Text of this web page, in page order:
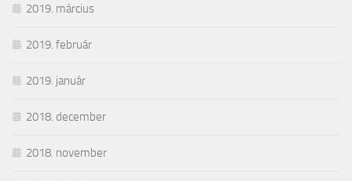
2019. március
2019. február
2019. január
2018. december
2018. november